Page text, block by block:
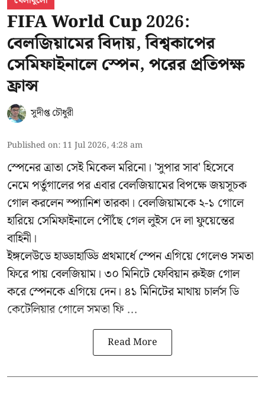
FIFA World Cup 2026:
বেলজিয়ামের বিদায়, বিশ্বকাপের
সেমিফাইনালে স্পেন, পরের প্রতিপক্ষ
ফ্রান্স
সুদীপ্ত চৌধুরী
Published on: 11 Jul 2026, 4:28 am
স্পেনের ত্রাতা সেই মিকেল মরিনো। 'সুপার সাব' হিসেবে
নেমে পর্তুগালের পর এবার বেলজিয়ামের বিপক্ষে জয়সূচক
গোল করলেন স্প্যানিশ তারকা। বেলজিয়ামকে ২-১ গোলে
হারিয়ে সেমিফাইনালে পৌঁছে গেল লুইস দে লা ফুয়েন্তের
বাহিনী।
ইঙ্গলেউডে হাড্ডাহাড্ডি প্রথমার্ধে স্পেন এগিয়ে গেলেও সমতা
ফিরে পায় বেলজিয়াম। ৩০ মিনিটে ফেবিয়ান রুইজ গোল
করে স্পেনকে এগিয়ে দেন। ৪১ মিনিটের মাথায় চার্লস ডি
কেটেলিয়ার গোলে সমতা ফি ...
Read More